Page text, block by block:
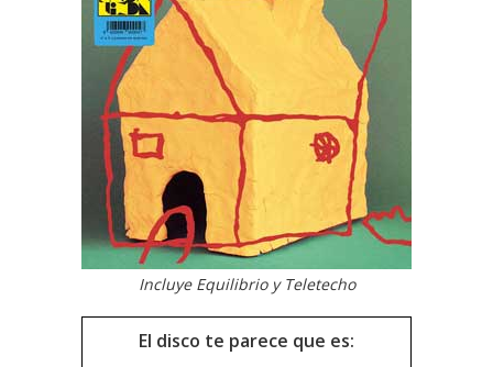
Incluye Equilibrio y Teletecho
El disco te parece que es: